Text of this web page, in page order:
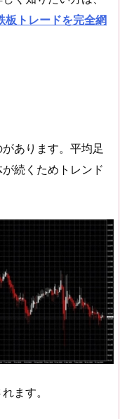
板トレードを完全網
あります。平均足
続くためトレンド
ます。